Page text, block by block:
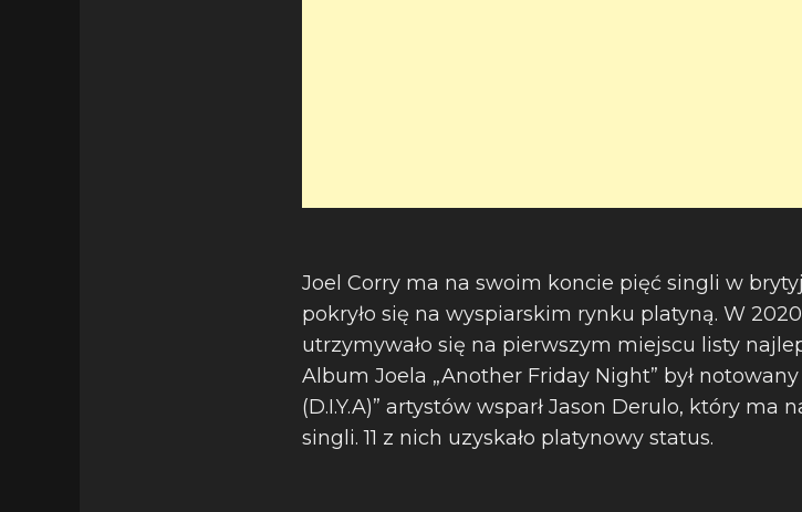
Joel Corry ma na swoim koncie pięć singli w
pokryło się na wyspiarskim rynku platyną. W
utrzymywało się na pierwszym miejscu listy
Album Joela „Another Friday Night” był
(D.I.Y.A)” artystów wsparł Jason Derulo, który
singli. 11 z nich uzyskało platynowy status.